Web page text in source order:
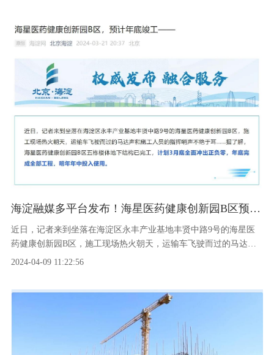
科）与北京海能环境治理有限公司（以下简称海能环境）共同出资
建设餐厨废弃油脂收运处理平台公司，该公司位于海淀区大工村循
环经济产业园，可实现餐厨废弃油脂的资源化利用，这一举措不仅
为区域内的餐厨废弃油脂管理提供了先进经验，同时也为地沟油深
化加工问题提供了有效的解决方案。
海淀融媒多平台发布！海星医药健康创新园B区预计年底竣工
近日，记者来到坐落在海淀区永丰产业基地丰贤中路9号的海星医
药健康创新园B区，施工现场热火朝天，运输车飞驶而过的马达声
和施工人员的指挥哨声不绝于耳……据了解，海星医药健康创新园
2024-04-09 11:22:56